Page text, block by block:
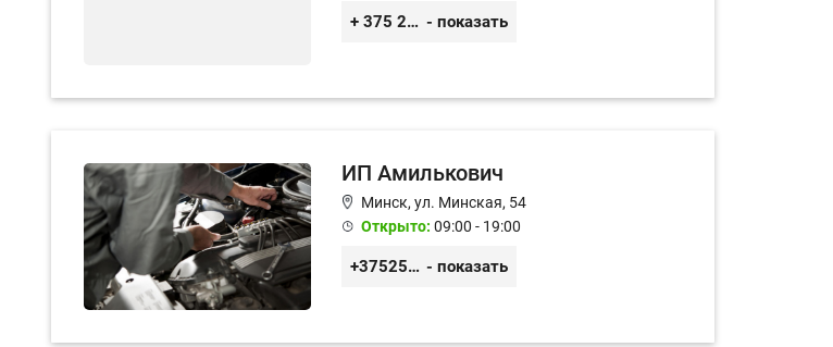
+ 375 29 350 47 46 - показать
ИП Амилькович
Минск, ул. Минская, 54
Открыто: 09:00 - 19:00
+375255355764 - показать